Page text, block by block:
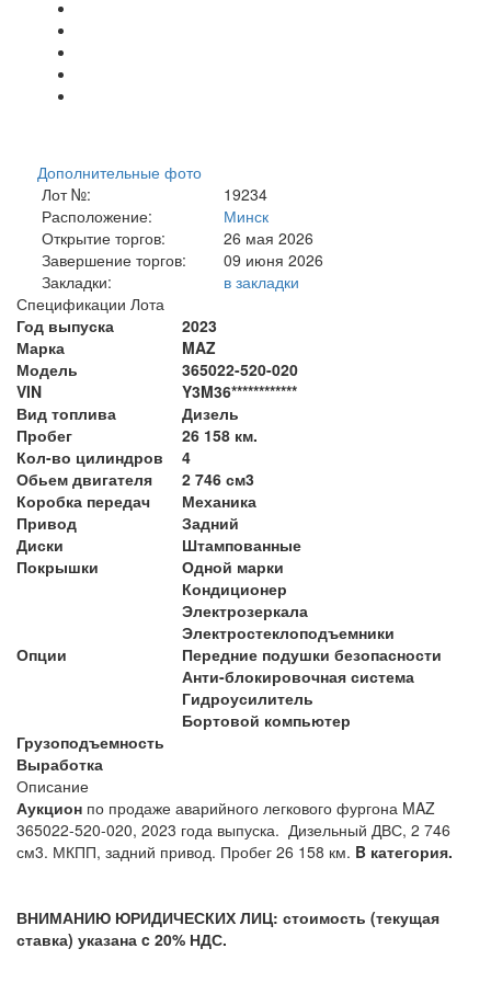
Дополнительные фото
Лот №:
19234
Расположение:
Минск
Открытие торгов:
26 мая 2026
Завершение торгов:
09 июня 2026
Закладки:
в закладки
Спецификации Лота
Год выпуска
2023
Марка
MAZ
Модель
365022-520-020
VIN
Y3M36************
Вид топлива
Дизель
Пробег
26 158 км.
Кол-во цилиндров
4
Обьем двигателя
2 746 см3
Коробка передач
Механика
Привод
Задний
Диски
Штампованные
Покрышки
Одной марки
Опции
Кондиционер
Электрозеркала
Электростеклоподъемники
Передние подушки безопасности
Анти-блокировочная система
Гидроусилитель
Бортовой компьютер
Грузоподъемность
Выработка
Описание
Аукцион по продаже аварийного легкового фургона MAZ
365022-520-020, 2023 года выпуска. Дизельный ДВС, 2 746
см3. МКПП, задний привод. Пробег 26 158 км. B категория.
ВНИМАНИЮ ЮРИДИЧЕСКИХ ЛИЦ: стоимость (текущая
ставка) указана c 20% НДС.